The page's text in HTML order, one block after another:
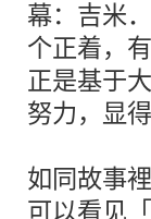
幕：吉米
个正着，
正是基于
努力，显
如同故事
可以看见